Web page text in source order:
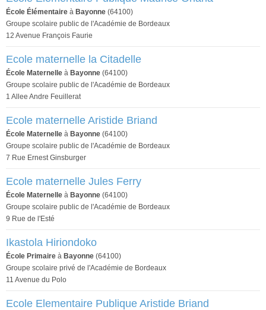
École Élémentaire à Bayonne (64100)
Groupe scolaire public de l'Académie de Bordeaux
12 Avenue François Faurie
Ecole maternelle la Citadelle
École Maternelle à Bayonne (64100)
Groupe scolaire public de l'Académie de Bordeaux
1 Allee Andre Feuillerat
Ecole maternelle Aristide Briand
École Maternelle à Bayonne (64100)
Groupe scolaire public de l'Académie de Bordeaux
7 Rue Ernest Ginsburger
Ecole maternelle Jules Ferry
École Maternelle à Bayonne (64100)
Groupe scolaire public de l'Académie de Bordeaux
9 Rue de l'Esté
Ikastola Hiriondoko
École Primaire à Bayonne (64100)
Groupe scolaire privé de l'Académie de Bordeaux
11 Avenue du Polo
Ecole Elementaire Publique Aristide Briand